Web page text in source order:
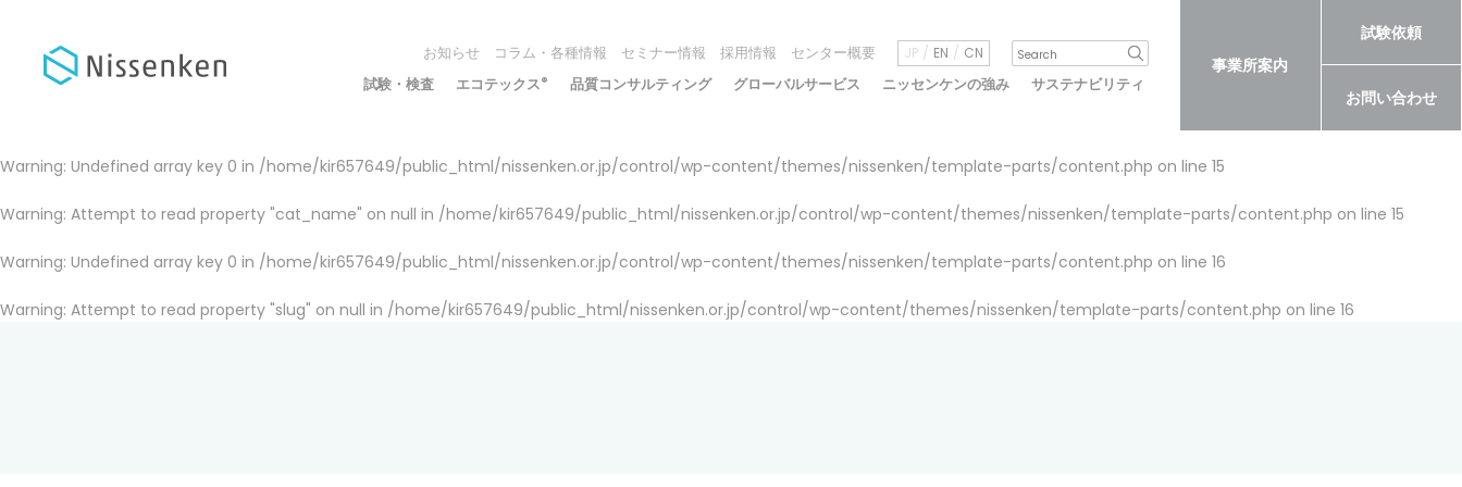
お知らせ コラム・各種情報 セミナー情報 採用情報 センター概要 JP EN CN
試験・検査 エコテックス® 品質コンサルティング グローバルサービス ニッセンケンの強み サステナビリティ
事業所案内
試験依頼
お問い合わせ
Warning: Undefined array key 0 in /home/kir657649/public_html/nissenken.or.jp/control/wp-content/themes/nissenken/template-parts/content.php on line 15
Warning: Attempt to read property "cat_name" on null in /home/kir657649/public_html/nissenken.or.jp/control/wp-content/themes/nissenken/template-parts/content.php on line 15
Warning: Undefined array key 0 in /home/kir657649/public_html/nissenken.or.jp/control/wp-content/themes/nissenken/template-parts/content.php on line 16
Warning: Attempt to read property "slug" on null in /home/kir657649/public_html/nissenken.or.jp/control/wp-content/themes/nissenken/template-parts/content.php on line 16